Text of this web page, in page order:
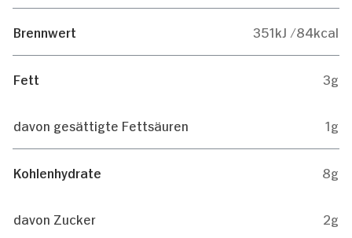
Brennwert 351kJ /84kcal
Fett 3g
davon gesättigte Fettsäuren 1g
Kohlenhydrate 8g
davon Zucker 2g